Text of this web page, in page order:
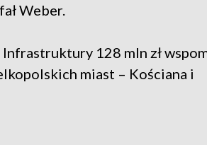
Weber.
128 mln zł
miast – Kościana i